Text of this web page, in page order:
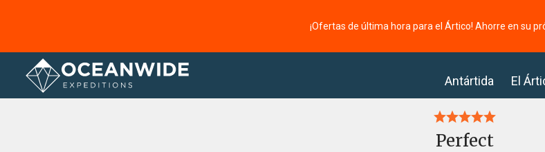
¡Ofertas de última hora para el Ártico! Ahorre en su
Antártida El
Página principal Reseñas
Perfect